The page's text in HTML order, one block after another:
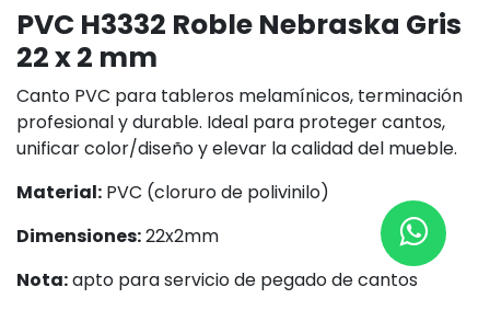
PVC H3332 Roble Nebraska Gris
22 x 2 mm
Canto PVC para tableros melamínicos, terminación
profesional y durable. Ideal para proteger cantos,
unificar color/diseño y elevar la calidad del mueble.
Material: PVC (cloruro de polivinilo)
Dimensiones:22x2mm
Nota:apto para servicio de pegado de cantos